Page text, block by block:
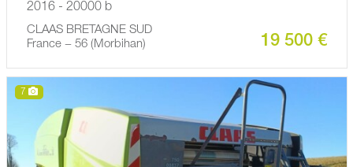
2016 - 20000 b
CLAAS BRETAGNE SUD
France − 56 (Morbihan)
19 500 €
7